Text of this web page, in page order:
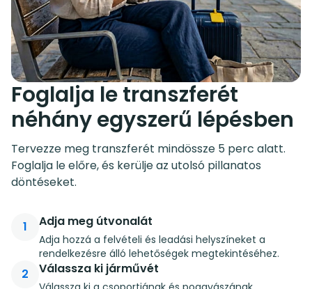
Foglalja le transzferét
néhány egyszerű lépésben
Tervezze meg transzferét mindössze 5 perc alatt.
Foglalja le előre, és kerülje az utolsó pillanatos
döntéseket.
1 Adja meg útvonalát
Adja hozzá a felvételi és leadási helyszíneket a
rendelkezésre álló lehetőségek megtekintéséhez.
2 Válassza ki járművét